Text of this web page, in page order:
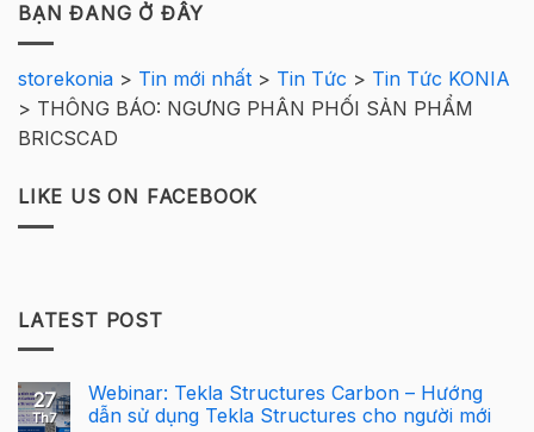
BẠN ĐANG Ở ĐÂY
storekonia > Tin mới nhất > Tin Tức > Tin Tức KONIA
> THÔNG BÁO: NGƯNG PHÂN PHỐI SẢN PHẨM
BRICSCAD
LIKE US ON FACEBOOK
LATEST POST
27
Th7
Webinar: Tekla Structures Carbon – Hướng
dẫn sử dụng Tekla Structures cho người mới